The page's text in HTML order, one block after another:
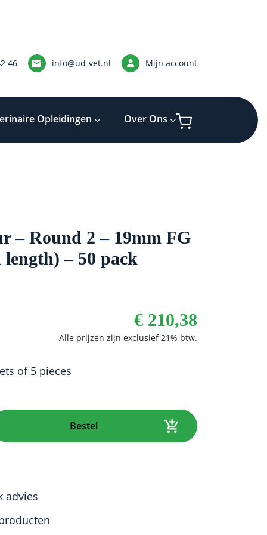
46 info@ud-vet.nl Mijn account
Opleidingen Over Ons
– Round 2 – 19mm FG
– 50 pack
€ 210,38
of 5 pieces
Bestel
advies